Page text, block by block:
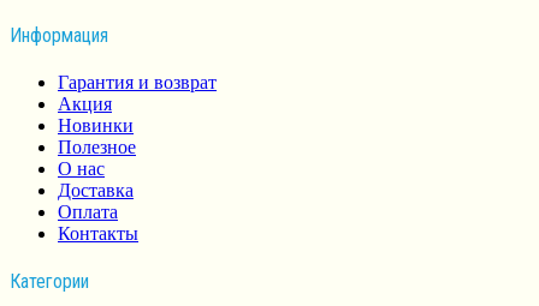
Информация
Гарантия и возврат
Акция
Новинки
Полезное
О нас
Доставка
Оплата
Контакты
Категории